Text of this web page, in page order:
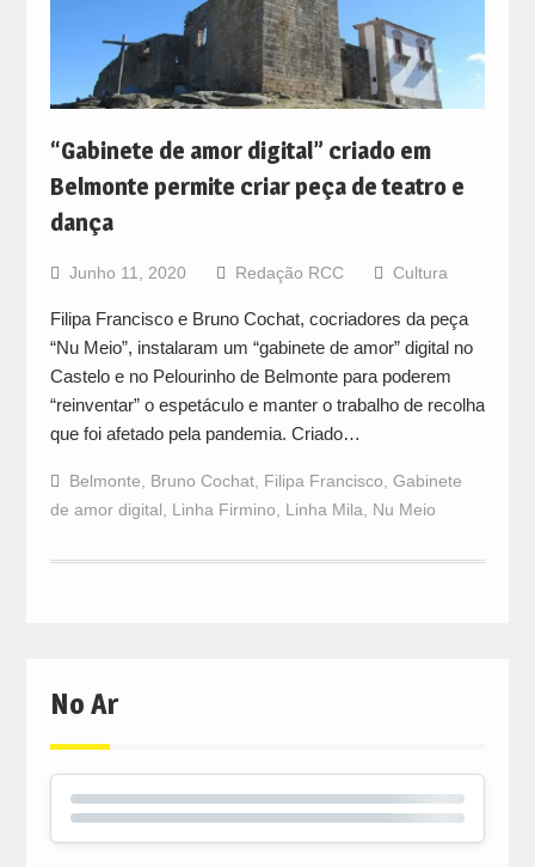
“Gabinete de amor digital” criado em
Belmonte permite criar peça de teatro e
dança
Junho 11, 2020 Redação RCC Cultura
Filipa Francisco e Bruno Cochat, cocriadores da peça
“Nu Meio”, instalaram um “gabinete de amor” digital no
Castelo e no Pelourinho de Belmonte para poderem
“reinventar” o espetáculo e manter o trabalho de recolha
que foi afetado pela pandemia. Criado…
Belmonte, Bruno Cochat, Filipa Francisco, Gabinete
de amor digital, Linha Firmino, Linha Mila, Nu Meio
No Ar